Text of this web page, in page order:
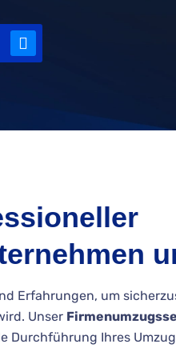
Erfahrungen, um
Unser
Durchführung Ihres